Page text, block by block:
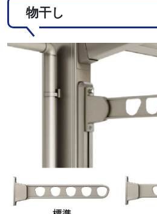
物干し